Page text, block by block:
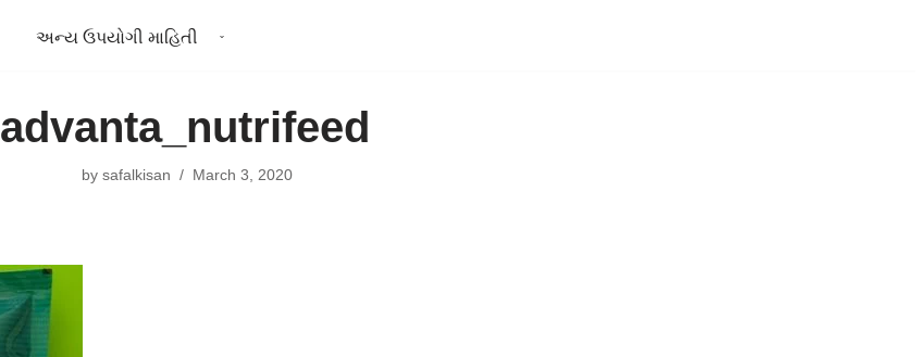
અન્ય ઉપયોગી માહિતી
advanta_nutrifeed
by safalkisan March 3, 2020